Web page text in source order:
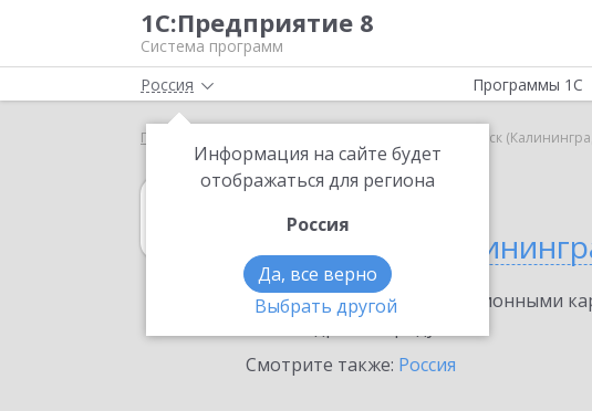
1С:Предприятие 8
Система программ
Россия
Информация на сайте будет
отображаться для региона
Россия
Да, все верно
Выбрать другой
Программы 1С
Главная Советск
1С:Садовод
в Советске
Ознакомьтесь с информационными
Смотрите также: Россия